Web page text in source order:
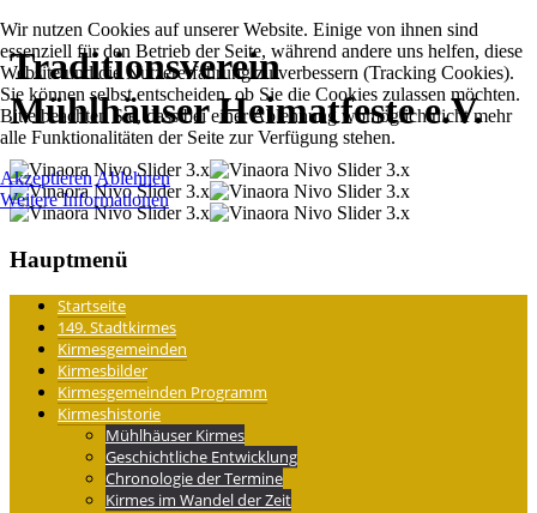
Traditions­verein
Mühlhäuser Heimatfeste e.V.
Hauptmenü
Startseite
149. Stadtkirmes
Kirmesgemeinden
Kirmesbilder
Kirmesgemeinden Programm
Kirmeshistorie
Mühlhäuser Kirmes
Geschichtliche Entwicklung
Chronologie der Termine
Kirmes im Wandel der Zeit
Wir nutzen Cookies auf unserer Website. Einige von ihnen sind
essenziell für den Betrieb der Seite, während andere uns helfen, diese
Website und die Nutzererfahrung zu verbessern (Tracking Cookies).
Sie können selbst entscheiden, ob Sie die Cookies zulassen möchten.
Bitte beachten Sie, dass bei einer Ablehnung womöglich nicht mehr
alle Funktionalitäten der Seite zur Verfügung stehen.
Akzeptieren Ablehnen
Weitere Informationen